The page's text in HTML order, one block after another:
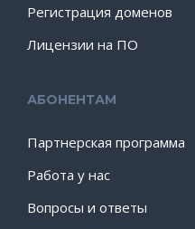
Регистрация доменов
Лицензии на ПО
АБОНЕНТАМ
Партнерская программа
Работа у нас
Вопросы и ответы